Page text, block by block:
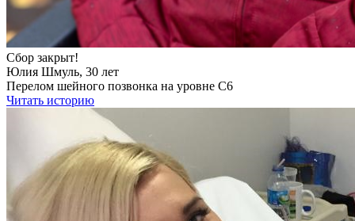
Сбор закрыт!
Юлия Шмуль, 30 лет
Перелом шейного позвонка на уровне С6
Читать историю